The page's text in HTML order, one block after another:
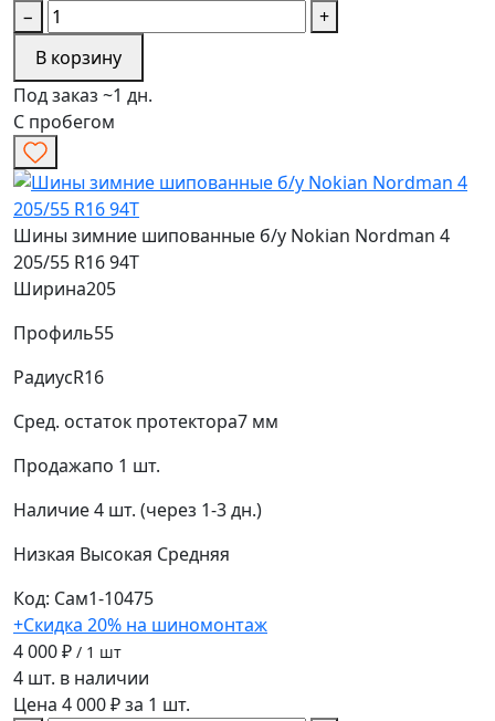
−
+
В корзину
Под заказ ~1 дн.
С пробегом
Шины зимние шипованные б/у Nokian Nordman 4
205/55 R16 94T
Ширина205
Профиль55
РадиусR16
Сред. остаток протектора7 мм
Продажапо 1 шт.
Наличие4 шт. (через 1-3 дн.)
Низкая Высокая Средняя
Код: Сам1-10475
+Скидка 20% на шиномонтаж
4 000 ₽ / 1 шт
4 шт. в наличии
Цена 4 000 ₽ за 1 шт.